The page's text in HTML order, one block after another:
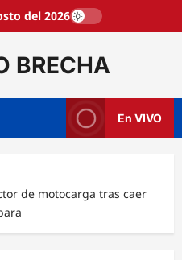
del 2026
BRECHA
En VIVO
de motocarga tras caer